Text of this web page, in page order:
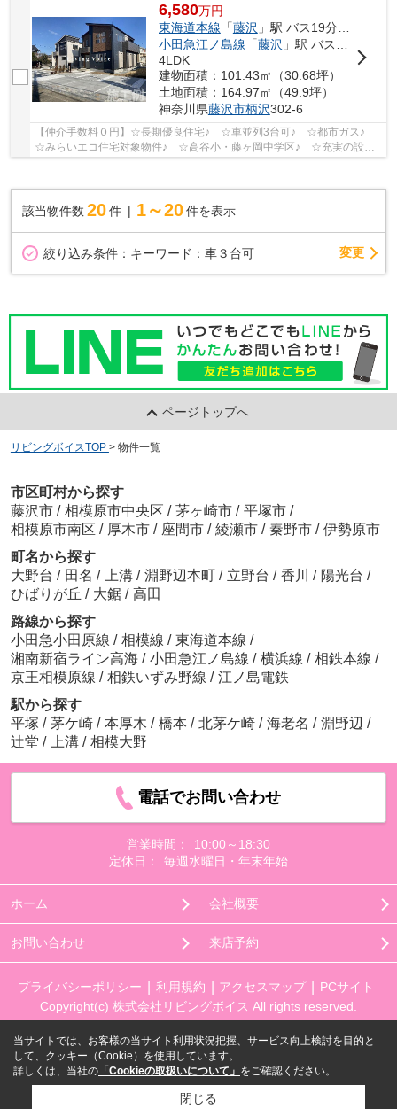
6,580万円
東海道本線 「藤沢 」駅 バス19分 「渡内」 停歩5分
小田急江ノ島線 「藤沢 」駅 バス19分 「渡内」 停歩5分
4LDK
建物面積：101.43㎡（30.68坪）
土地面積：164.97㎡（49.9坪）
神奈川県藤沢市柄沢302-6
【仲介手数料０円】☆長期優良住宅♪ ☆車並列3台可♪ ☆都市ガス♪
☆みらいエコ住宅対象物件♪ ☆高谷小・藤ヶ岡中学区♪ ☆充実の設備♪
該当物件数 20件 1～20 件を表示
絞り込み条件： キーワード：車３台可 変更
ページトップへ
リビングボイスTOP > 物件一覧
市区町村から探す
藤沢市 / 相模原市中央区 / 茅ヶ崎市 / 平塚市 /
相模原市南区 / 厚木市 / 座間市 / 綾瀬市 / 秦野市 / 伊勢原市
町名から探す
大野台 / 田名 / 上溝 / 淵野辺本町 / 立野台 / 香川 / 陽光台 /
ひばりが丘 / 大鋸 / 高田
路線から探す
小田急小田原線 / 相模線 / 東海道本線 /
湘南新宿ライン高海 / 小田急江ノ島線 / 横浜線 / 相鉄本線 /
京王相模原線 / 相鉄いずみ野線 / 江ノ島電鉄
駅から探す
平塚 / 茅ケ崎 / 本厚木 / 橋本 / 北茅ケ崎 / 海老名 / 淵野辺 /
辻堂 / 上溝 / 相模大野
電話でお問い合わせ
営業時間：
10:00～18:30
定休日：
毎週水曜日・年末年始
ホーム 会社概要
お問い合わせ 来店予約
プライバシーポリシー 利用規約 アクセスマップ
PCサイト
Copyright(c) 株式会社リビングボイス All rights reserved.
当サイトでは、お客様の当サイト利用状況把握、サービス向上検討を目的と
して、クッキー（Cookie）を使用しています。
詳しくは、当社の 「Cookieの取扱いについて」 をご確認ください。
閉じる